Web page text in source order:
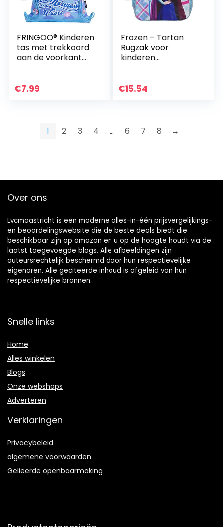
FRINGOO® Kinderen
tas met trekkoord
aan de voorkant
€7.99
Frozen – Tartan
Rugzak voor
kinderen
€15.54
1 2 3 4 … 6 7 8 →
Over ons
Lvcmaastricht is een moderne alles-in-één prijsvergelijkings-
en beoordelingswebsite die de beste deals biedt die
beschikbaar zijn op amazon en u op de hoogte houdt via de
laatst toegevoegde blogs. Alle afbeeldingen zijn
auteursrechtelijk beschermd door hun respectievelijke
eigenaren. Alle geciteerde inhoud is afgeleid van hun
respectievelijke bronnen.
Snelle links
Home
Alles winkelen
Blogs
Onze webshops
Adverteren
Verklaringen
Privacybeleid
algemene voorwaarden
Gelieerde openbaarmaking